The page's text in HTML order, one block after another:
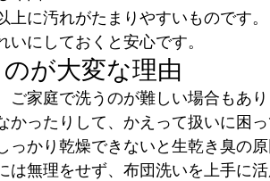
上に汚れがたまりやすいものです
にしておくと安心です。
が大変な理由
ご家庭で洗うのが難しい場合もあ
かったりして、かえって扱いに困っ
っかり乾燥できないと生乾き臭の原
は無理をせず、布団洗いを上手に活